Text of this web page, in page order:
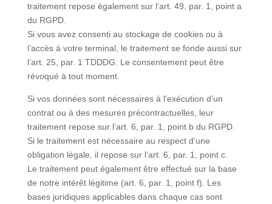
traitement repose également sur l’art. 49, par. 1, point a
du RGPD.
Si vous avez consenti au stockage de cookies ou à
l’accès à votre terminal, le traitement se fonde aussi sur
l’art. 25, par. 1 TDDDG. Le consentement peut être
révoqué à tout moment.
Si vos données sont nécessaires à l’exécution d’un
contrat ou à des mesures précontractuelles, leur
traitement repose sur l’art. 6, par. 1, point b du RGPD.
Si le traitement est nécessaire au respect d’une
obligation légale, il repose sur l’art. 6, par. 1, point c.
Le traitement peut également être effectué sur la base
de notre intérêt légitime (art. 6, par. 1, point f). Les
bases juridiques applicables dans chaque cas sont